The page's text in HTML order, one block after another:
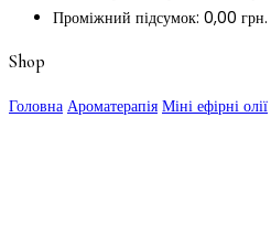
Проміжний підсумок: 0,00 грн.
Shop
Головна Ароматерапія Міні ефірні олії